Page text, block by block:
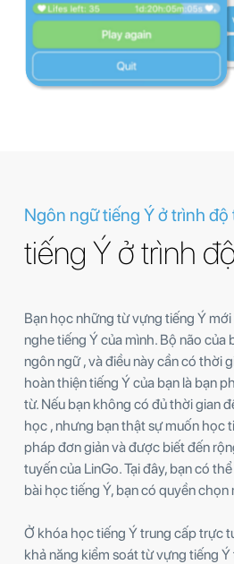
Ngôn ngữ tiếng Ý ở trình
tiếng Ý ở trình
Bạn học những từ vựng tiếng Ý mới
nghe tiếng Ý của mình. Bộ não của
ngôn ngữ , và điều này cần có thời
hoàn thiện tiếng Ý của bạn là bạn
từ. Nếu bạn không có đủ thời gian
học , nhưng bạn thật sự muốn học
pháp đơn giản và được biết đến
tuyến của LinGo. Tại đây, bạn có
bài học tiếng Ý, bạn có quyền
Ở khóa học tiếng Ý trung cấp trực
khả năng kiểm soát từ vựng tiếng